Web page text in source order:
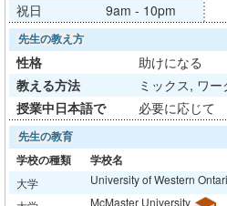
祝日
9am - 10pm
先生の教え方
性格
助けになる
教える方法
ミックス, ワ
授業中日本語で
必要に応じて
先生の教育
学校の種類 学校名
大学 University of Western
McMaster University